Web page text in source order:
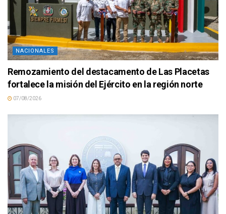
NACIONALES
Remozamiento del destacamento de Las Placetas
fortalece la misión del Ejército en la región norte
07/08/2026